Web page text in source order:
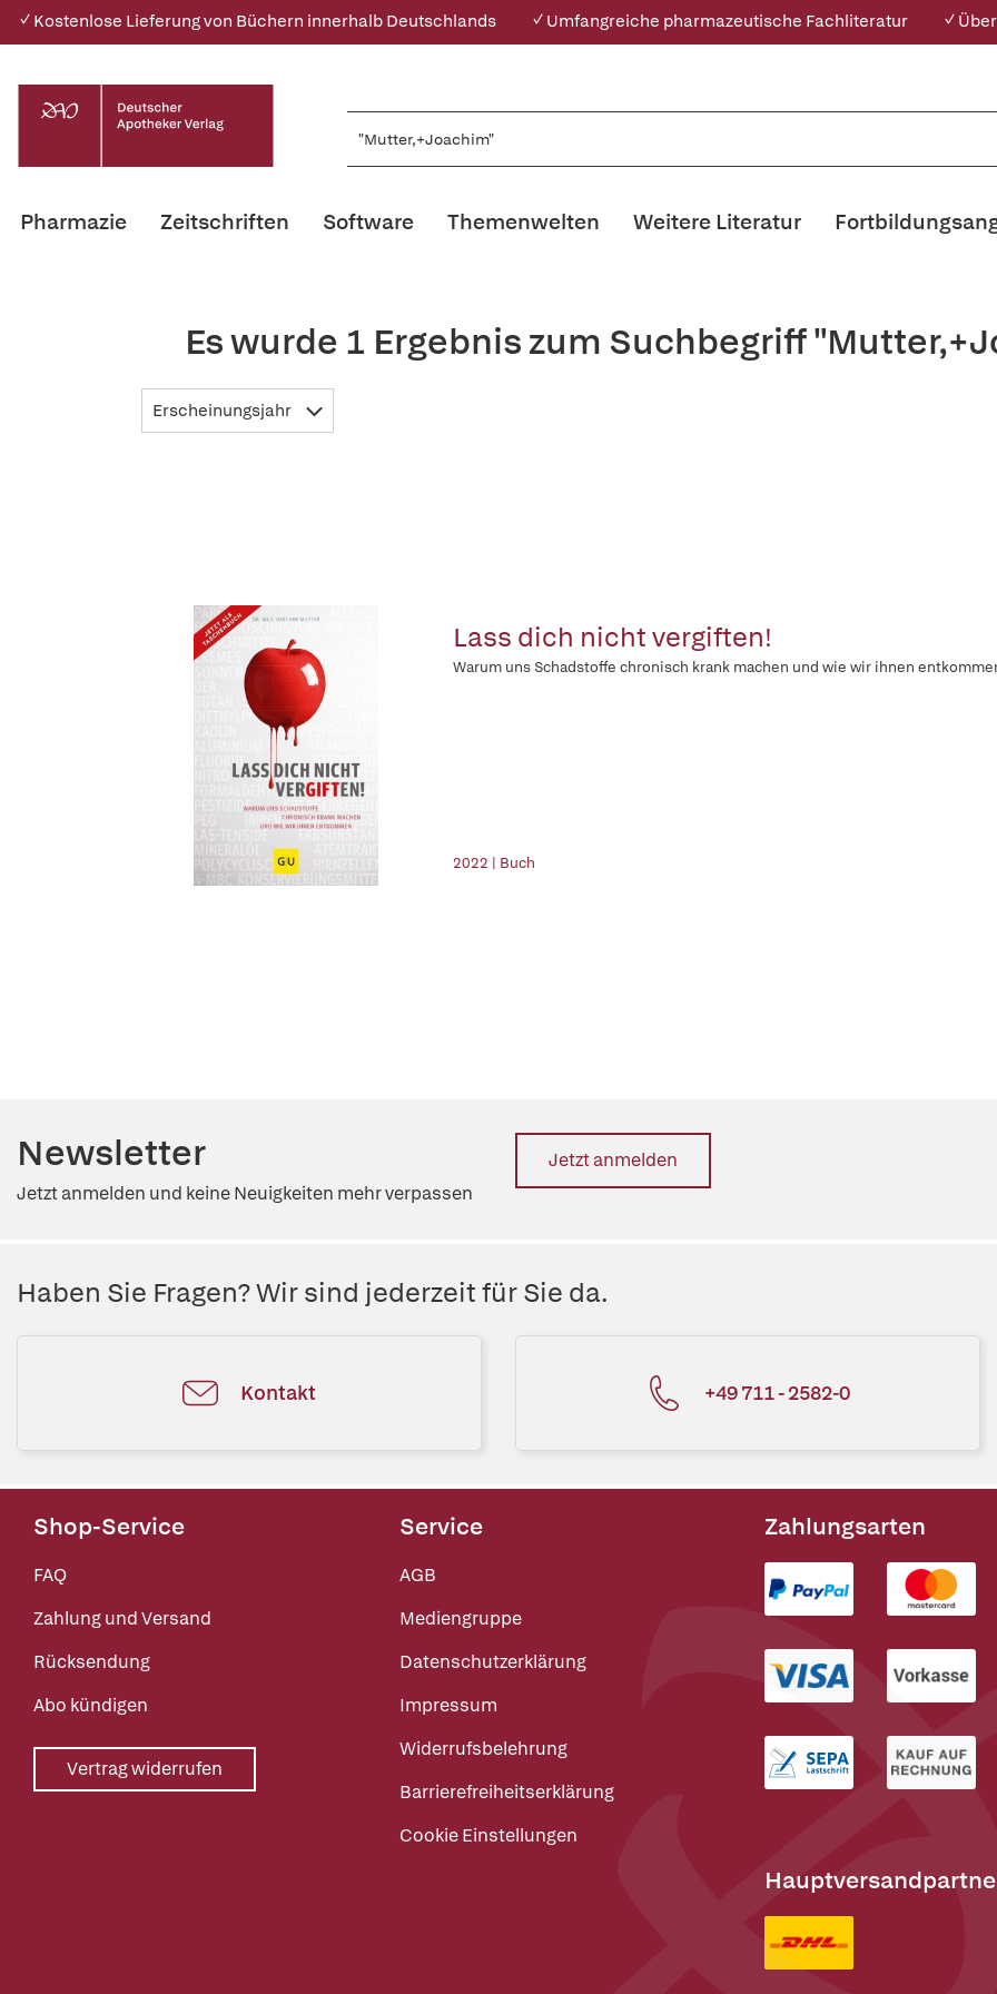
✓ Kostenlose Lieferung von Büchern innerhalb Deutschlands ✓ Umfangreiche pharmazeutische Fachliteratur ✓
Pharmazie Zeitschriften Software Themenwelten Weitere Literatur
Es wurde 1 Ergebnis zum Suchbegriff
Erscheinungsjahr
Lass dich nicht vergiften!
Warum uns Schadstoffe chronisch krank machen und wie wir ihnen
2022 | Buch
Newsletter
Jetzt anmelden und keine Neuigkeiten mehr verpassen
Jetzt anmelden
Haben Sie Fragen? Wir sind jederzeit für Sie da.
Kontakt +49 711 - 2582-0
Shop-Service
FAQ
Zahlung und Versand
Rücksendung
Abo kündigen
Vertrag widerrufen
Service
AGB
Mediengruppe
Datenschutzerklärung
Impressum
Widerrufsbelehrung
Barrierefreiheitserklärung
Cookie Einstellungen
Zahlungsarten